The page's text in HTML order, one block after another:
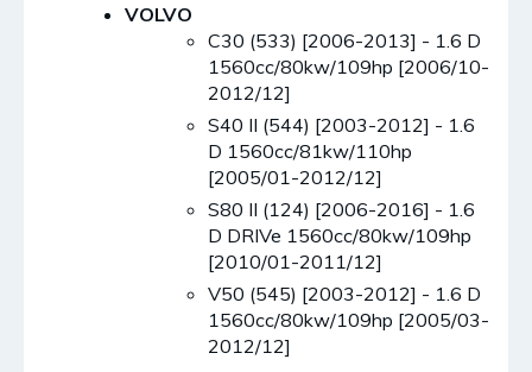
VOLVO
C30 (533) [2006-2013] - 1.6 D
1560cc/80kw/109hp [2006/10-
2012/12]
S40 II (544) [2003-2012] - 1.6
D 1560cc/81kw/110hp
[2005/01-2012/12]
S80 II (124) [2006-2016] - 1.6
D DRIVe 1560cc/80kw/109hp
[2010/01-2011/12]
V50 (545) [2003-2012] - 1.6 D
1560cc/80kw/109hp [2005/03-
2012/12]